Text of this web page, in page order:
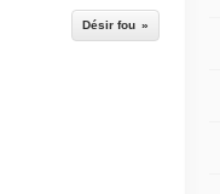
Désir fou